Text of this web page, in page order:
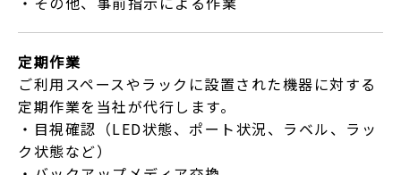
定期作業
ご利用スペースやラックに設置された機器に対する
定期作業を当社が代行します。
・目視確認（LED状態、ポート状況、ラベル、ラッ
ク状態など）